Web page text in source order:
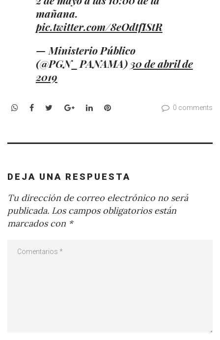
mañana.
pic.twitter.com/8eOdtfIStR
— Ministerio Público
(@PGN_PANAMA) 30 de abril de
2019
WhatsApp
Facebook
TwitterGoogle+LinkedInPinterest 0 comments
DEJA UNA RESPUESTA
Tu dirección de correo electrónico no será
publicada. Los campos obligatorios están
marcados con *